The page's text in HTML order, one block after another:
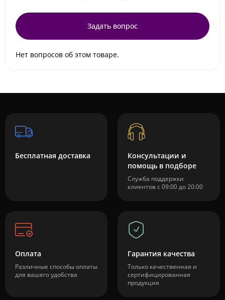
Задать вопрос
Нет вопросов об этом товаре.
Бесплатная доставка
Консультации и
помощь в подборе
Служба поддержки
клиентов с 09:00 до 20:00
Оплата
Различные способы оплаты
для вашего удобства
Гарантия качества
Только качественная и
сертифицированная
продукция